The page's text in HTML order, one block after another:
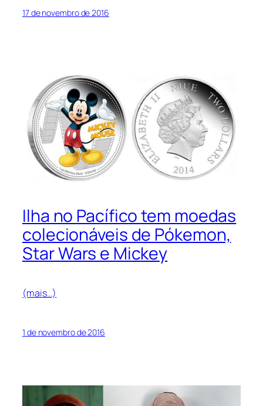
17 de novembro de 2016
Ilha no Pacífico tem moedas
colecionáveis de Pókemon,
Star Wars e Mickey
(mais…)
1 de novembro de 2016